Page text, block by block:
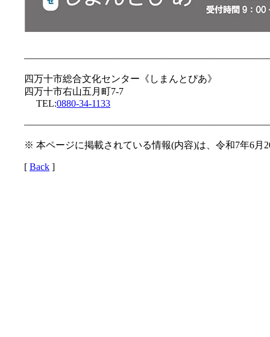
四万十市総合文化センター《しまんとぴあ》
四万十市右山五月町7-7
TEL:0880-34-1133
※ 本ページに掲載されている情報(内容)は、令和7年6月
[ Back ]